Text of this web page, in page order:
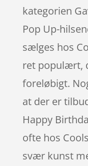
kategorien
Pop Up-
sælges hos
ret populært,
foreløbigt.
at der er
Happy
ofte hos
svær kunst